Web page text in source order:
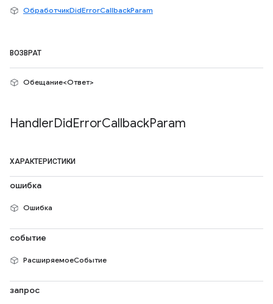
ОбработчикDidErrorCallbackParam
ВОЗВРАТ
Обещание<Ответ>
HandlerDidErrorCallbackParam
ХАРАКТЕРИСТИКИ
ошибка
Ошибка
событие
РасширяемоеСобытие
запрос